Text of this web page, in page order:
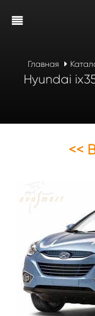
Главная
Hyundai
<<